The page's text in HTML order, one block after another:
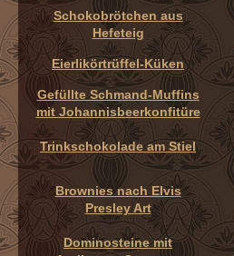
Schokobrötchen aus
Hefeteig
Eierlikörtrüffel-Küken
Gefüllte Schmand-Muffins
mit Johannisbeerkonfitüre
Trinkschokolade am Stiel
Brownies nach Elvis
Presley Art
Dominosteine mit